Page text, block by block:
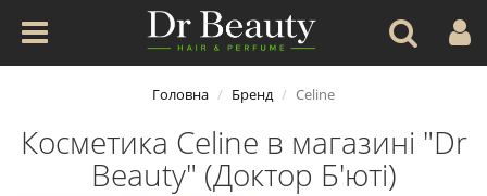
Головна Бренд Celine
Косметика Celine в магазині "Dr
Beauty" (Доктор Б'юті)